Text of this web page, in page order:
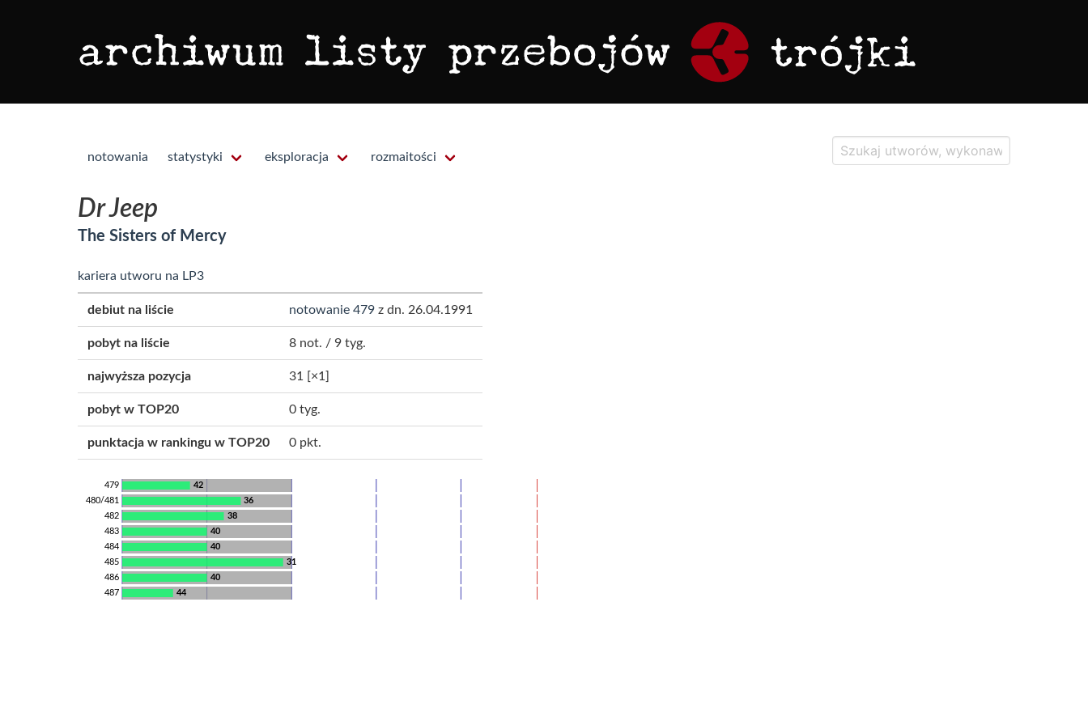
notowania statystyki eksploracja rozmaitości
Dr Jeep
The Sisters of Mercy
kariera utworu na LP3
debiut na liście notowanie 479 z dn. 26.04.1991
pobyt na liście 8 not. / 9 tyg.
najwyższa pozycja 31 [×1]
pobyt w TOP20 0 tyg.
punktacja w rankingu w TOP20 0 pkt.
42
479
36
480/481
38
482
40
483
40
484
31
485
40
486
44
487